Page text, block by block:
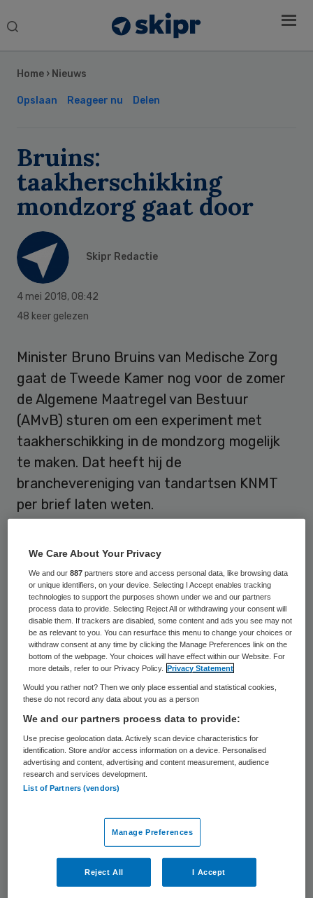
Search
Home › Nieuws
Opslaan Reageer nu Delen
Bruins:
taakherschikking
mondzorg gaat door
Skipr Redactie
4 mei 2018, 08:42
48 keer gelezen
Minister Bruno Bruins van Medische Zorg
gaat de Tweede Kamer nog voor de zomer
de Algemene Maatregel van Bestuur
(AMvB) sturen om een experiment met
taakherschikking in de mondzorg mogelijk
te maken. Dat heeft hij de
branchevereniging van tandartsen KNMT
per brief laten weten.
brancheorganisaties in de mondzorg tot
uiterlijk 20 april de tijd hadden om met een
alternatief te komen voor het experiment.
Volgens de KNMT is het echter niet gelukt
met de Associatie Nederlandse Tandartsen
(ANT) en de NVM-mondhygiënisten in
gesprek te gaan om tot een compromis te
komen. De KNMT is verbaasd dat de
minister niet wacht op de uitkomsten van
het onderzoek naar de benodigde
capaciteit in de mondzorg, dat momenteel
wordt uitgevoerd.
Als het aan Bruins ligt mogen
Sidebar
We Care About Your Privacy
We and our887 partners store and access personal data, like browsing data
or unique identifiers, on your device. Selecting I Accept enables tracking
technologies to support the purposes shown under we and our partners
process data to provide. Selecting Reject All or withdrawing your consent will
disable them. If trackers are disabled, some content and ads you see may not
be as relevant to you. You can resurface this menu to change your choices or
withdraw consent at any time by clicking the Manage Preferences link on the
bottom of the webpage. Your choices will have effect within our Website. For
more details, refer to our Privacy Policy.
Privacy Statement
Would you rather not? Then we only place essential and statistical cookies,
these do not record any data about you as a person
We and our partners process data to provide:
Use precise geolocation data. Actively scan device characteristics for
identification. Store and/or access information on a device. Personalised
advertising and content, advertising and content measurement, audience
research and services development.
List of Partners (vendors)
Manage Preferences
Reject All I Accept